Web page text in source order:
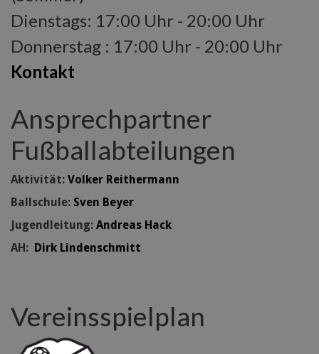
Dienstags: 17:00 Uhr - 20:00 Uhr
Donnerstag : 17:00 Uhr - 20:00 Uhr
Kontakt
Ansprechpartner
Fußballabteilungen
Aktivität: Volker Reithermann
Ballschule: Sven Beyer
Jugendleitung: Andreas Hack
AH: Dirk Lindenschmitt
Vereinsspielplan